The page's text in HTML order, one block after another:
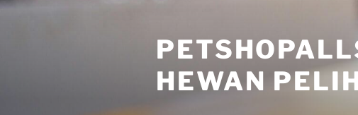
Skip
HEWAN